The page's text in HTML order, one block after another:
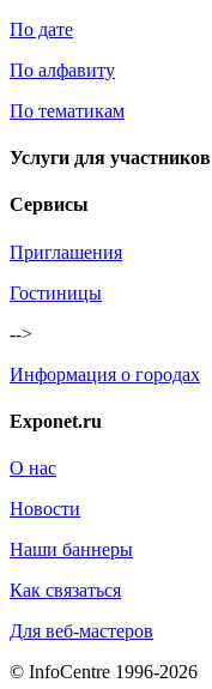
По дате
По алфавиту
По тематикам
Услуги для участников
Сервисы
Приглашения
Гостиницы
-->
Информация о городах
Exponet.ru
О нас
Новости
Наши баннеры
Как связаться
Для веб-мастеров
© InfoCentre 1996-2026